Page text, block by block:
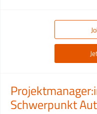
Schwerpunkt